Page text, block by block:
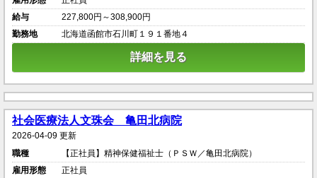
給与
227,800円～308,900円
勤務地
北海道函館市石川町１９１番地４
詳細を見る
社会医療法人文珠会 亀田北病院
2026-04-09 更新
職種
【正社員】精神保健福祉士（ＰＳＷ／亀田北病院）
雇用形態
正社員